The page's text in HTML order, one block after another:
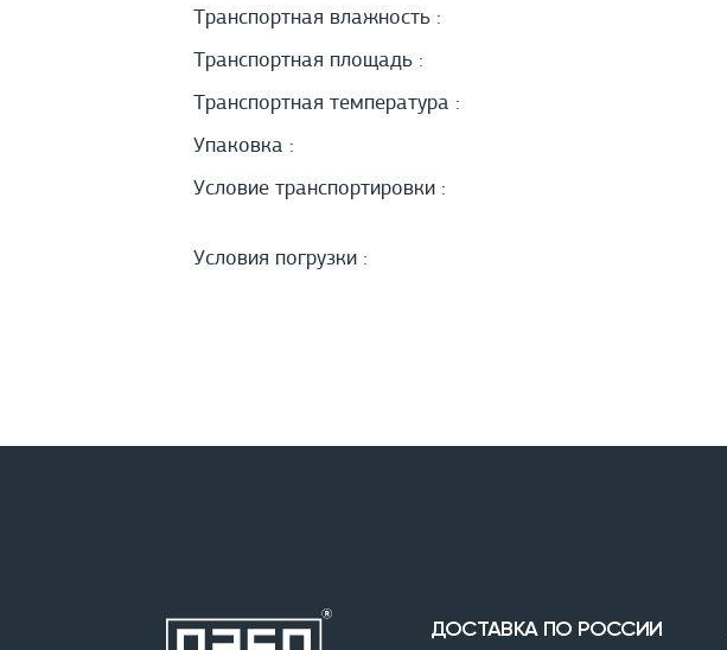
Транспортная влажность :
Транспортная площадь :
Транспортная температура :
Упаковка :
Условие транспортировки :
Условия погрузки :
ДОСТАВКА ПО РОССИИ